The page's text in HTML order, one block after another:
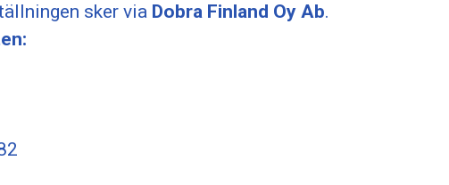
sker via Dobra Finland Oy Ab.